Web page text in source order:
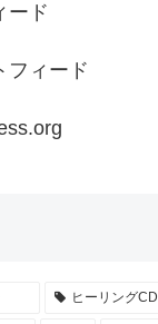
ード
フィード
ヒーリングCD